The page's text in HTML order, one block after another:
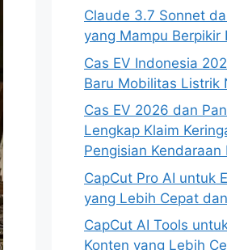
Claude 3.7 Sonnet
yang Mampu Berpikir
Cas EV Indonesia
Baru Mobilitas Listrik
Cas EV 2026 dan
Lengkap Klaim
Pengisian Kendaraan
CapCut Pro AI untuk
yang Lebih Cepat
CapCut AI Tools
Konten yang Lebih